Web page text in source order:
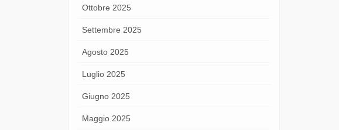
Ottobre 2025
Settembre 2025
Agosto 2025
Luglio 2025
Giugno 2025
Maggio 2025